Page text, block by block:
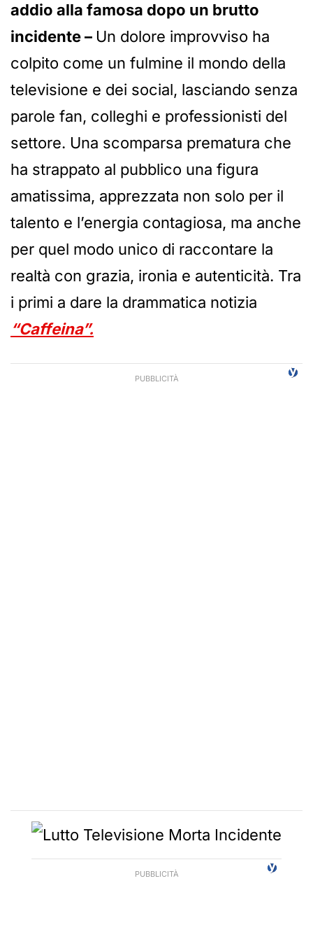
addio alla famosa dopo un brutto
incidente – Un dolore improvviso ha
colpito come un fulmine il mondo della
televisione e dei social, lasciando senza
parole fan, colleghi e professionisti del
settore. Una scomparsa prematura che
ha strappato al pubblico una figura
amatissima, apprezzata non solo per il
talento e l’energia contagiosa, ma anche
per quel modo unico di raccontare la
realtà con grazia, ironia e autenticità. Tra
i primi a dare la drammatica notizia
“Caffeina”.